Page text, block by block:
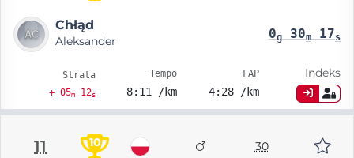
Chłąd
Aleksander 0g30m17s
Strata
+ 05m12s
Tempo
8:11 /km
FAP
4:28 /km
Indeks
11 10 30